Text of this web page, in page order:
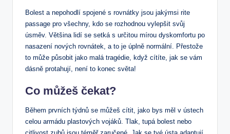
Bolest a nepohodlí spojené s rovnátky jsou jakýmsi rite
passage pro všechny, kdo se rozhodnou vylepšit svůj
úsměv. Většina lidí se setká s určitou mírou dyskomfortu po
nasazení nových rovnátek, a to je úplně normální. Přestože
to může působit jako malá tragédie, když cítíte, jak se vám
dásně protahují, není to konec světa!
Co můžeš čekat?
Během prvních týdnů se můžeš cítit, jako bys měl v ústech
celou armádu plastových vojáků. Tlak, tupá bolest nebo